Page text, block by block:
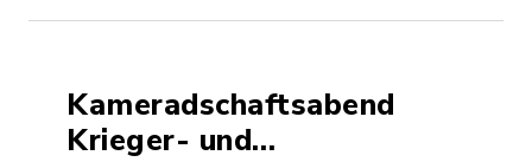
Kameradschaftsabend
Krieger- und